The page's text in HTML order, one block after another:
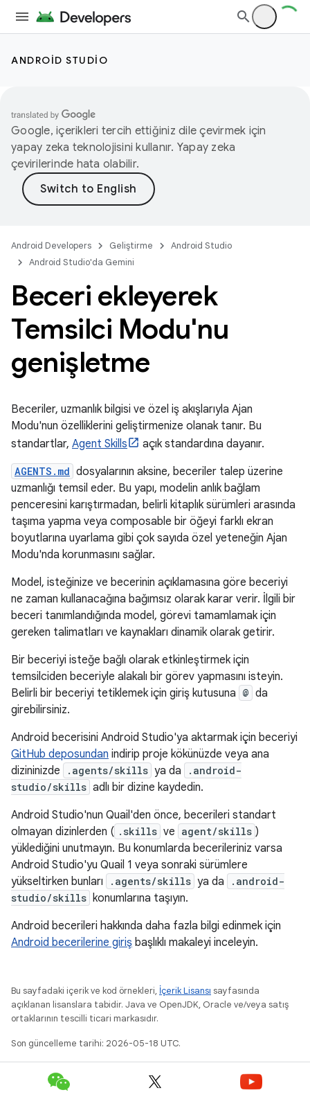
ANDROID STUDIO
Google, içerikleri tercih ettiğiniz dile çevirmek için
yapay zeka teknolojisini kullanır. Yapay zeka
çevirilerinde hata olabilir.
Android Developers Geliştirme
Android Studio
Android Studio'da Gemini
Beceri ekleyerek
Temsilci Modu'nu
genişletme
Beceriler, uzmanlık bilgisi ve özel iş akışlarıyla Ajan
Modu'nun özelliklerini geliştirmenize olanak tanır. Bu
standartlar, Agent Skills açık standardına dayanır.
AGENTS.md dosyalarının aksine, beceriler talep üzerine
uzmanlığı temsil eder. Bu yapı, modelin anlık bağlam
penceresini karıştırmadan, belirli kitaplık sürümleri arasında
taşıma yapma veya composable bir öğeyi farklı ekran
boyutlarına uyarlama gibi çok sayıda özel yeteneğin Ajan
Modu'nda korunmasını sağlar.
Model, isteğinize ve becerinin açıklamasına göre beceriyi
ne zaman kullanacağına bağımsız olarak karar verir. İlgili bir
beceri tanımlandığında model, görevi tamamlamak için
gereken talimatları ve kaynakları dinamik olarak getirir.
Bir beceriyi isteğe bağlı olarak etkinleştirmek için
temsilciden beceriyle alakalı bir görev yapmasını isteyin.
Belirli bir beceriyi tetiklemek için giriş kutusuna @ da
girebilirsiniz.
Android becerisini Android Studio'ya aktarmak için beceriyi
GitHub deposundan indirip proje kökünüzde veya ana
dizininizde
.agents/skills ya da
.android-
studio/skills adlı bir dizine kaydedin.
Android Studio'nun Quail'den önce, becerileri standart
olmayan dizinlerden ( .skills ve agent/skills )
yüklediğini unutmayın. Bu konumlarda becerileriniz varsa
Android Studio'yu Quail 1 veya sonraki sürümlere
yükseltirken bunları
.agents/skills ya da
.android-
studio/skills konumlarına taşıyın.
Android becerileri hakkında daha fazla bilgi edinmek için
Android becerilerine giriş başlıklı makaleyi inceleyin.
Bu sayfadaki içerik ve kod örnekleri, İçerik Lisansı sayfasında
açıklanan lisanslara tabidir. Java ve OpenJDK, Oracle ve/veya satış
ortaklarının tescilli ticari markasıdır.
Son güncelleme tarihi: 2026-05-18 UTC.